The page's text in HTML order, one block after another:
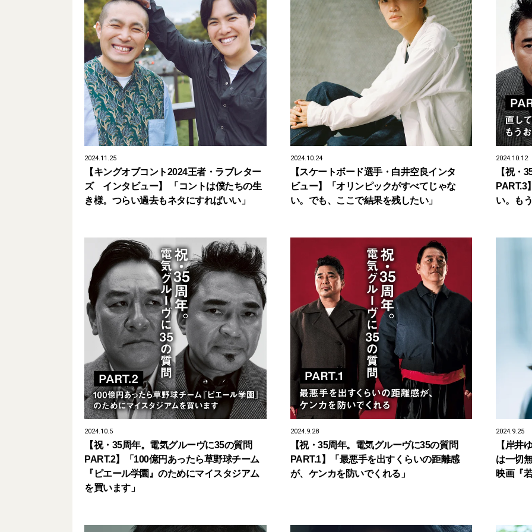
2024.11.25
【キングオブコント2024王者・ラブレター
ズ インタビュー】 「コントは僕たちの生
き様。つらい過去もネタにすればいい」
2024.10.24
【スケートボード選手・白井空良インタ
ビュー】「オリンピックがすべてじゃな
い。でも、ここで結果を残したい」
2024.10.12
【祝・
PART.3
い。も
2024.10.5
【祝・35周年。電気グルーヴに35の質問
PART.2】「100億円あったら草野球チーム
『ピエール学園』のためにマイスタジアム
を買います」
2024.9.28
【祝・35周年。電気グルーヴに35の質問
PART.1】「最悪手を出すくらいの距離感
が、ケンカを防いでくれる」
2024.9.25
【岸井
は一切
映画『